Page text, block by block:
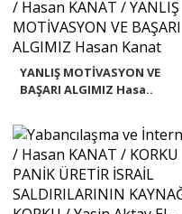
YANLIŞ MOTİVASYON VE
BAŞARI ALGIMIZ Hasa..